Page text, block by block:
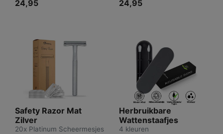
24,95 24,95
Safety Razor Mat
Zilver
20x Platinum Scheermesjes
Herbruikbare
Wattenstaafjes
4 kleuren